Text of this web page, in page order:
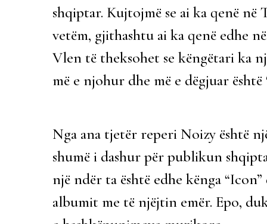
shqiptar. Kujtojmë se ai ka qenë
vetëm, gjithashtu ai ka qenë edhe
Vlen të theksohet se këngëtari ka
më e njohur dhe më e dëgjuar është
Nga ana tjetër reperi Noizy është
shumë i dashur për publikun
një ndër ta është edhe kënga
albumit me të njëjtin emër. Epo,